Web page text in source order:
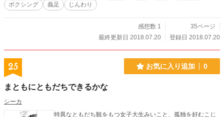
ボクシング
義足 じんわり
感想数 1
35ページ
最終更新日 2018.07.20
登録日 2018.07.20
25 お気に入り追加 0
まともにともだちできるかな
シーカ
特異なともだち観をもつ女子大生みいこと、孤独を好むこじ